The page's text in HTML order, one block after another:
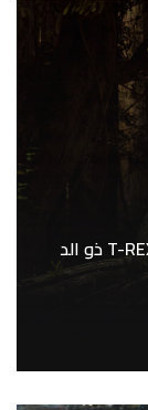
في خبرٍ مروِّع؛ قد يكون الديناصور تيركس T-REX ذو الد